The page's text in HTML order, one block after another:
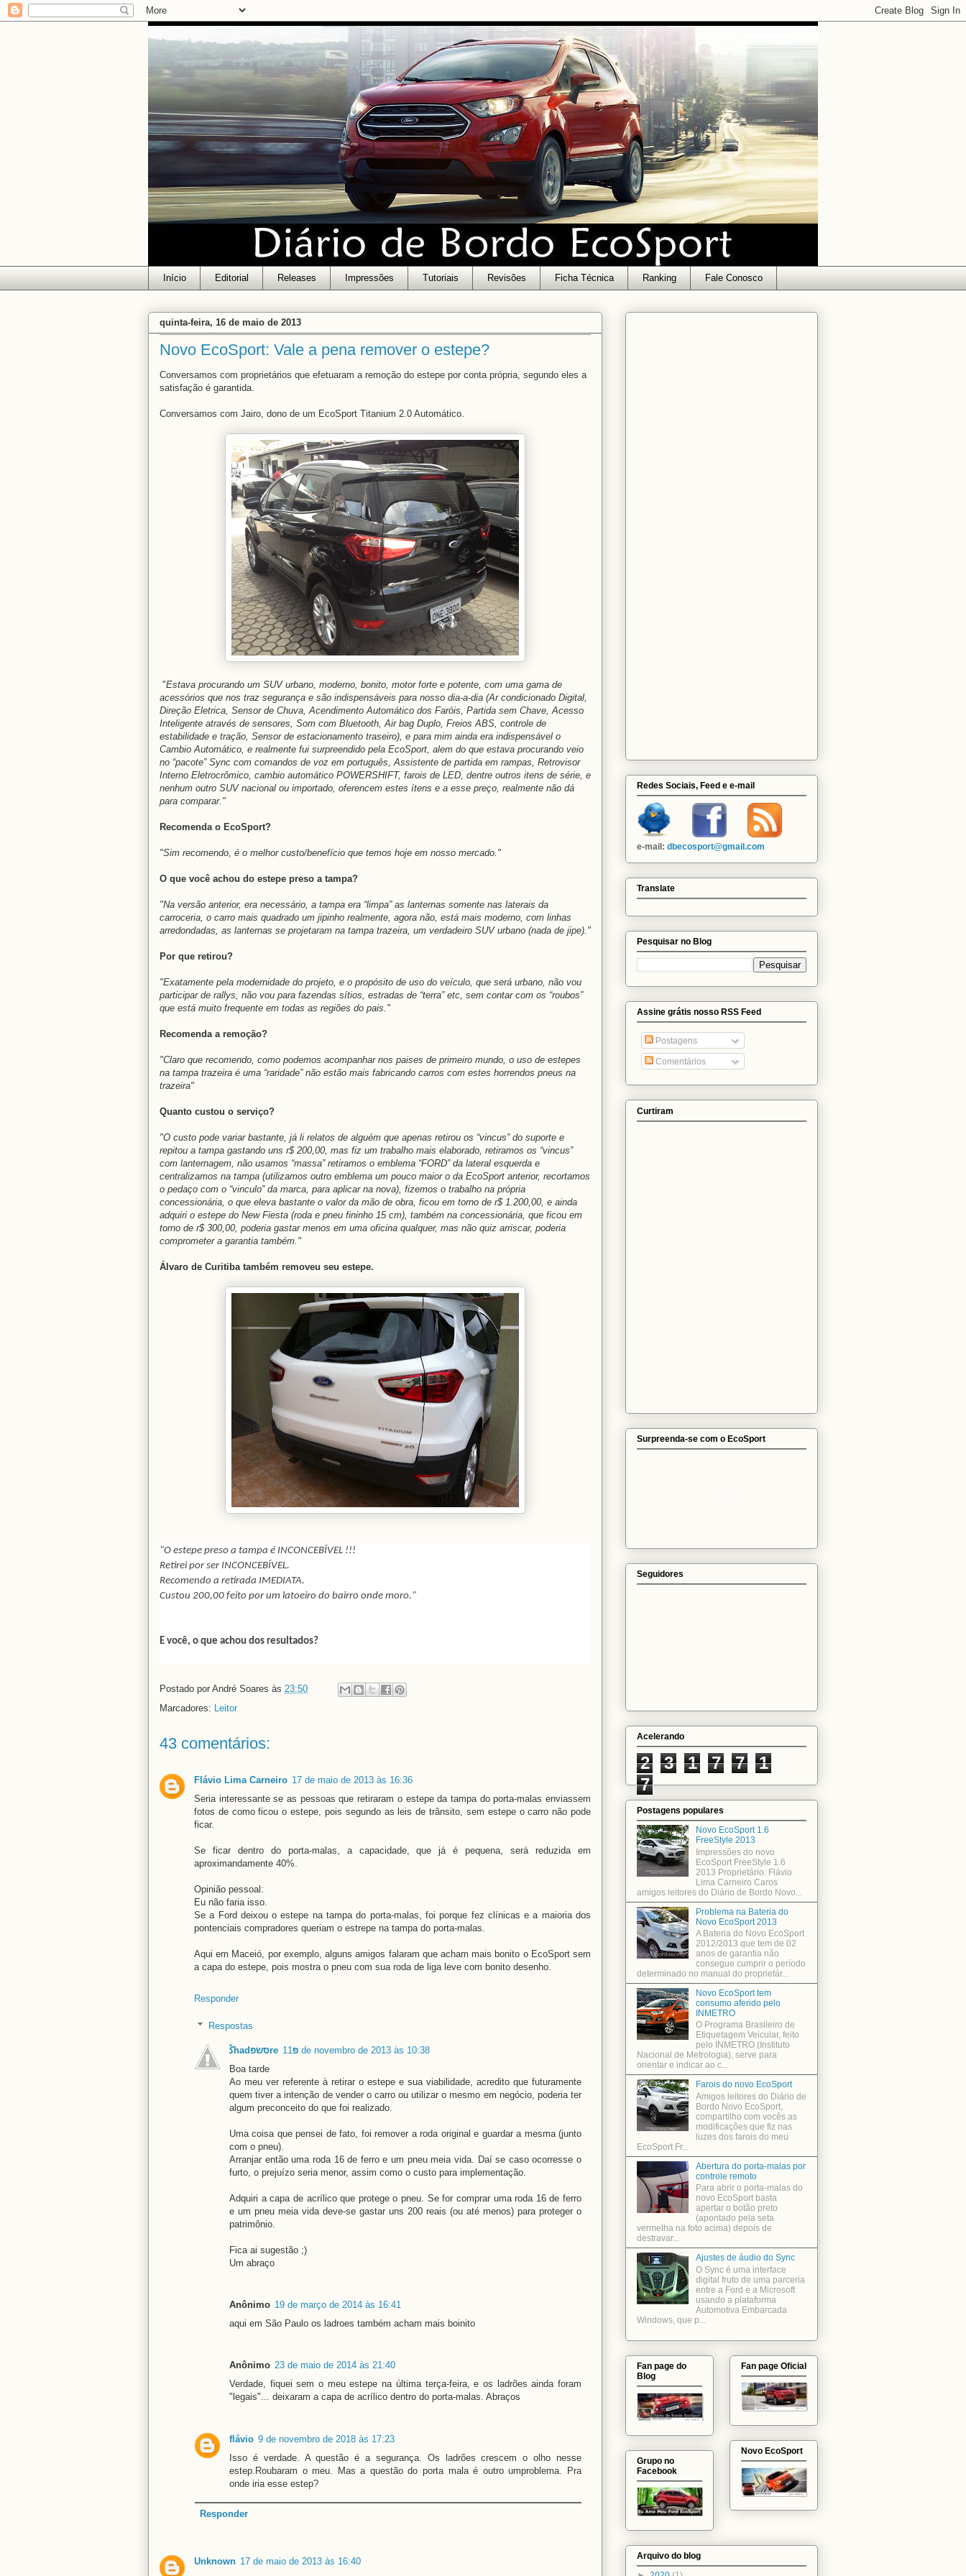
Início Editorial Releases Impressões Tutoriais Revisões Ficha Técnica Ranking Fale Conosco
quinta-feira, 16 de maio de 2013
Novo EcoSport: Vale a pena remover o estepe?
Conversamos com proprietários que efetuaram a remoção do estepe por conta própria, segundo eles a
satisfação é garantida.
Conversamos com Jairo, dono de um EcoSport Titanium 2.0 Automático.
"Estava procurando um SUV urbano, moderno, bonito, motor forte e potente, com uma gama de
acessórios que nos traz segurança e são indispensáveis para nosso dia-a-dia (Ar condicionado Digital,
Direção Eletrica, Sensor de Chuva, Acendimento Automático dos Faróis, Partida sem Chave, Acesso
Inteligente através de sensores, Som com Bluetooth, Air bag Duplo, Freios ABS, controle de
estabilidade e tração, Sensor de estacionamento traseiro), e para mim ainda era indispensável o
Cambio Automático, e realmente fui surpreendido pela EcoSport, alem do que estava procurando veio
no “pacote” Sync com comandos de voz em português, Assistente de partida em rampas, Retrovisor
Interno Eletrocrômico, cambio automático POWERSHIFT, farois de LED, dentre outros itens de série, e
nenhum outro SUV nacional ou importado, oferencem estes ítens e a esse preço, realmente não dá
para comparar."
Recomenda o EcoSport?
"Sim recomendo, é o melhor custo/benefício que temos hoje em nosso mercado."
O que você achou do estepe preso a tampa?
"Na versão anterior, era necessário, a tampa era “limpa” as lanternas somente nas laterais da
carroceria, o carro mais quadrado um jipinho realmente, agora não, está mais moderno, com linhas
arredondadas, as lanternas se projetaram na tampa trazeira, um verdadeiro SUV urbano (nada de jipe)."
Por que retirou?
"Exatamente pela modernidade do projeto, e o propósito de uso do veículo, que será urbano, não vou
participar de rallys, não vou para fazendas sítios, estradas de “terra” etc, sem contar com os “roubos”
que está muito frequente em todas as regiões do pais."
Recomenda a remoção?
"Claro que recomendo, como podemos acompanhar nos paises de primeiro mundo, o uso de estepes
na tampa trazeira é uma “raridade” não estão mais fabricando carros com estes horrendos pneus na
trazeira"
Quanto custou o serviço?
"O custo pode variar bastante, já li relatos de alguém que apenas retirou os “vincus” do suporte e
repitou a tampa gastando uns r$ 200,00, mas fiz um trabalho mais elaborado, retiramos os “vincus”
com lanternagem, não usamos “massa” retiramos o emblema “FORD” da lateral esquerda e
centralizamos na tampa (utilizamos outro emblema um pouco maior o da EcoSport anterior, recortamos
o pedaço com o “vinculo” da marca, para aplicar na nova), fizemos o trabalho na própria
concessionária, o que eleva bastante o valor da mão de obra, ficou em torno de r$ 1.200,00, e ainda
adquiri o estepe do New Fiesta (roda e pneu fininho 15 cm), também na concessionária, que ficou em
torno de r$ 300,00, poderia gastar menos em uma oficina qualquer, mas não quiz arriscar, poderia
comprometer a garantia também."
Álvaro de Curitiba também removeu seu estepe.
"O estepe preso a tampa é INCONCEBÍVEL !!!
Retirei por ser INCONCEBÍVEL.
Recomendo a retirada IMEDIATA.
Custou 200,00 feito por um latoeiro do bairro onde moro."
E você, o que achou dos resultados?
Postado por André Soares às 23:50
Marcadores: Leitor
43 comentários:
Flávio Lima Carneiro 17 de maio de 2013 às 16:36
Seria interessante se as pessoas que retiraram o estepe da tampa do porta-malas enviassem
fotos de como ficou o estepe, pois segundo as leis de trânsito, sem estepe o carro não pode
ficar.
Se ficar dentro do porta-malas, a capacidade, que já é pequena, será reduzida em
aproximandamente 40%.
Opinião pessoal:
Eu não faria isso.
Se a Ford deixou o estepe na tampa do porta-malas, foi porque fez clínicas e a maioria dos
pontenciais compradores queriam o estrepe na tampa do porta-malas.
Aqui em Maceió, por exemplo, alguns amigos falaram que acham mais bonito o EcoSport sem
a capa do estepe, pois mostra o pneu com sua roda de liga leve com bonito desenho.
Responder
Respostas
ﯕhadסּשׂפּreפּ 11 de novembro de 2013 às 10:38
Boa tarde
Ao meu ver referente à retirar o estepe e sua viabilidade, acredito que futuramente
quem tiver a intenção de vender o carro ou utilizar o mesmo em negócio, poderia ter
algum preconceito do que foi realizado.
Uma coisa que pensei de fato, foi remover a roda original e guardar a mesma (junto
com o pneu).
Arranjar então uma roda 16 de ferro e um pneu meia vida. Daí se caso ocorresse o
furto, o prejuízo seria menor, assim como o custo para implementação.
Adquiri a capa de acrílico que protege o pneu. Se for comprar uma roda 16 de ferro
e um pneu meia vida deve-se gastar uns 200 reais (ou até menos) para proteger o
patrimônio.
Fica ai sugestão ;)
Um abraço
Anônimo 19 de março de 2014 às 16:41
aqui em São Paulo os ladroes também acham mais boinito
Anônimo 23 de maio de 2014 às 21:40
Verdade, fiquei sem o meu estepe na última terça-feira, e os ladrões ainda foram
"legais"... deixaram a capa de acrílico dentro do porta-malas. Abraços
flávio 9 de novembro de 2018 às 17:23
Isso é verdade. A questão é a segurança. Os ladrões crescem o olho nesse
estep.Roubaram o meu. Mas a questão do porta mala é outro umproblema. Pra
onde iria esse estep?
Responder
Unknown 17 de maio de 2013 às 16:40
Redes Sociais, Feed e e-mail
e-mail: dbecosport@gmail.com
Translate
Pesquisar no Blog
Assine grátis nosso RSS Feed
Postagens
Comentários
Curtiram
Surpreenda-se com o EcoSport
Seguidores
Acelerando
2 3 1 7 7
1
7
Postagens populares
Novo EcoSport 1.6
FreeStyle 2013
Impressões do novo
EcoSport FreeStyle 1.6
2013 Proprietário: Flávio
Lima Carneiro Caros
amigos leitores do Diário de Bordo Novo...
Problema na Bateria do
Novo EcoSport 2013
A Bateria do Novo EcoSport
2012/2013 que tem de 02
anos de garantia não
consegue cumprir o período
determinado no manual do proprietár...
Novo EcoSport tem
consumo aferido pelo
INMETRO
O Programa Brasileiro de
Etiquetagem Veicular, feito
pelo INMETRO (Instituto
Nacional de Metrologia), serve para
orientar e indicar ao c...
Farois do novo EcoSport
Amigos leitores do Diário de
Bordo Novo EcoSport,
compartilho com vocês as
modificações que fiz nas
luzes dos farois do meu
EcoSport Fr...
Abertura do porta-malas por
controle remoto
Para abrir o porta-malas do
novo EcoSport basta
apertar o botão preto
(apontado pela seta
vermelha na foto acima) depois de
destravar...
Ajustes de áudio do Sync
O Sync é uma interface
digital fruto de uma parceria
entre a Ford e a Microsoft
usando a plataforma
Automotiva Embarcada
Windows, que p...
Fan page do
Blog
Grupo no
Facebook
Fan page Oficial
Novo EcoSport
Arquivo do blog